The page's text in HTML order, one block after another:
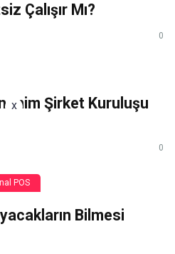
x
Çalışır Mı?
0
Şirket Kuruluşu
0
POS
Bilmesi